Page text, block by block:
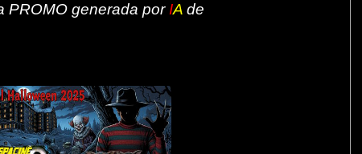
PROMO generada por IA de